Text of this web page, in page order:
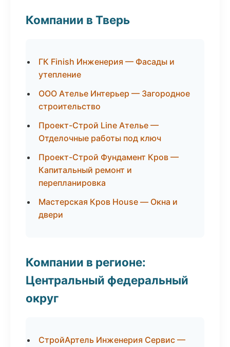
Компании в Тверь
ГК Finish Инженерия — Фасады и
утепление
ООО Ателье Интерьер — Загородное
строительство
Проект-Строй Line Ателье —
Отделочные работы под ключ
Проект-Строй Фундамент Кров —
Капитальный ремонт и
перепланировка
Мастерская Кров House — Окна и
двери
Компании в регионе:
Центральный федеральный
округ
СтройАртель Инженерия Сервис —